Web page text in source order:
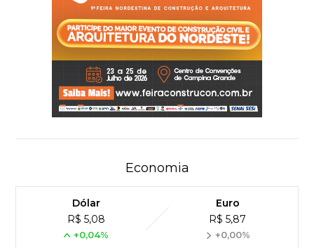
Economia
Dólar
R$ 5,08
+0,04%
Euro
R$ 5,87
+0,00%